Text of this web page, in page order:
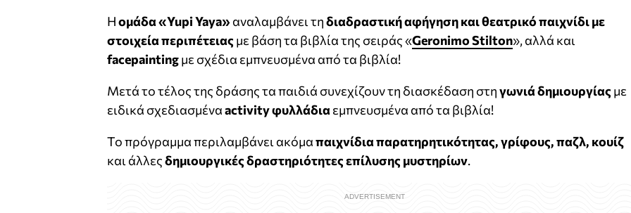
Ηομάδα «YupiYaya» αναλαμβάνει τηδιαδραστική αφήγηση και θεατρικό παιχνίδι με
στοιχεία περιπέτειας με βάση τα βιβλία της σειράς «GeronimoStilton», αλλά και
facepaintingμε σχέδια εμπνευσμένα από τα βιβλία!
Μετά το τέλος της δράσης τα παιδιά συνεχίζουν τη διασκέδαση στηγωνιά δημιουργίας με
ειδικά σχεδιασμέναactivityφυλλάδια εμπνευσμένα από τα βιβλία!
Το πρόγραμμα περιλαμβάνει ακόμαπαιχνίδια παρατηρητικότητας, γρίφους, παζλ, κουίζ
και άλλεςδημιουργικές δραστηριότητες επίλυσης μυστηρίων.